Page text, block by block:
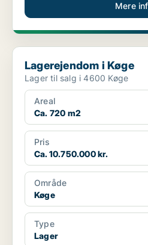
Mere
Lagerejendom i Køge
Lagerejendom i Køge
Lager til salg i 4600 Køge
Areal
Ca. 720 m2
Pris
Ca. 10.750.000 kr.
Område
Køge
Type
Lager